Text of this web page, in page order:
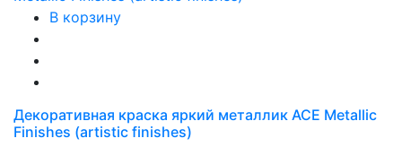
В корзину
Декоративная краска яркий металлик ACE Metallic
Finishes (artistic finishes)